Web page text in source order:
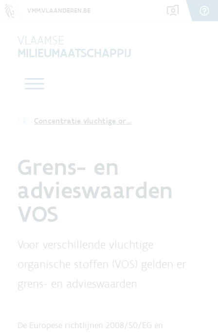
VMM.VLAANDEREN.BE
VLAAMSE
MILIEUMAATSCHAPPIJ
Concentratie vluchtige or…
Grens- en
advieswaarden
VOS
Voor verschillende vluchtige
organische stoffen (VOS) gelden er
grens- en advieswaarden.
De Europese richtlijnen 2008/50/EG en